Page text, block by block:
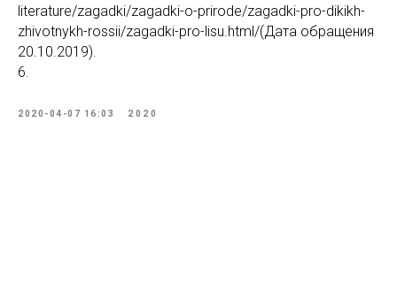
literature/zagadki/zagadki-o-prirode/zagadki-pro-dikikh-
zhivotnykh-rossii/zagadki-pro-lisu.html/(Дата обращения
20.10.2019).
6.
2020-04-07 16:03 2020